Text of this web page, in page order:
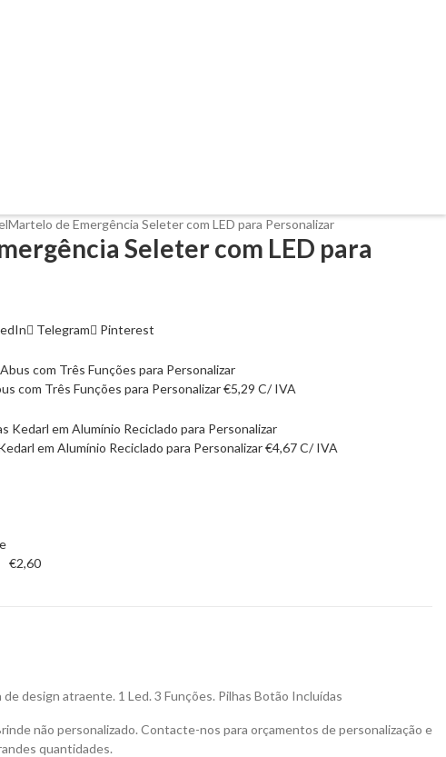
Martelo de Emergência Seleter com LED para Personalizar
Seleter com LED para
Telegram
Pinterest
com Três Funções para Personalizar€5,29 C/ IVA
em Alumínio Reciclado para Personalizar€4,67C/ IVA
€2,60
design atraente. 1 Led. 3 Funções. Pilhas Botão Incluídas
não personalizado. Contacte-nos para orçamentos de personalização e
quantidades.